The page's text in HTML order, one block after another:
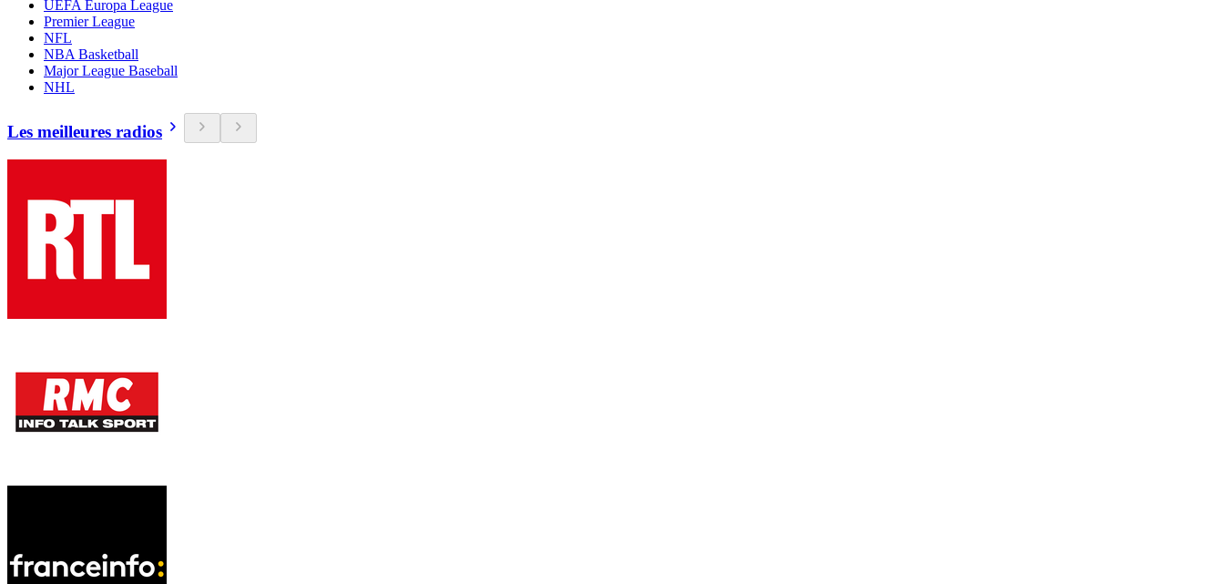
UEFA Europa League
Premier League
NFL
NBA Basketball
Major League Baseball
NHL
Les meilleures radios